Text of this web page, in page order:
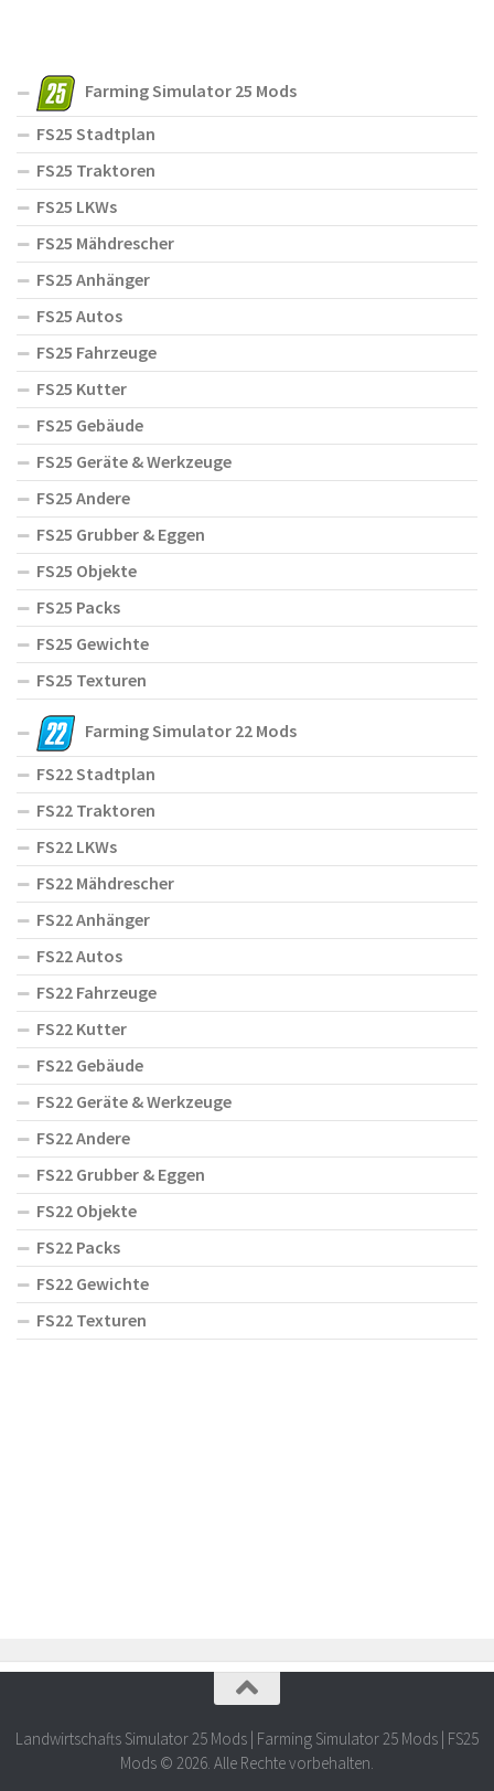
Farming Simulator 25 Mods
FS25 Stadtplan
FS25 Traktoren
FS25 LKWs
FS25 Mähdrescher
FS25 Anhänger
FS25 Autos
FS25 Fahrzeuge
FS25 Kutter
FS25 Gebäude
FS25 Geräte & Werkzeuge
FS25 Andere
FS25 Grubber & Eggen
FS25 Objekte
FS25 Packs
FS25 Gewichte
FS25 Texturen
Farming Simulator 22 Mods
FS22 Stadtplan
FS22 Traktoren
FS22 LKWs
FS22 Mähdrescher
FS22 Anhänger
FS22 Autos
FS22 Fahrzeuge
FS22 Kutter
FS22 Gebäude
FS22 Geräte & Werkzeuge
FS22 Andere
FS22 Grubber & Eggen
FS22 Objekte
FS22 Packs
FS22 Gewichte
FS22 Texturen
Landwirtschafts Simulator 25 Mods | Farming Simulator 25 Mods | FS25
Mods © 2026. Alle Rechte vorbehalten.